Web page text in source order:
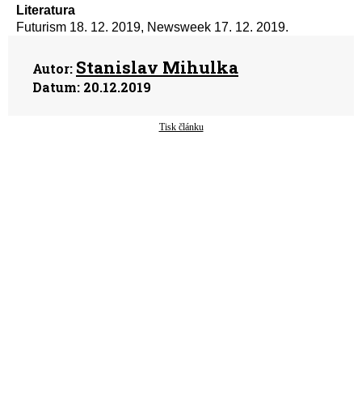
Literatura
Futurism 18. 12. 2019, Newsweek 17. 12. 2019.
Autor: Stanislav Mihulka
Datum: 20.12.2019
Tisk článku